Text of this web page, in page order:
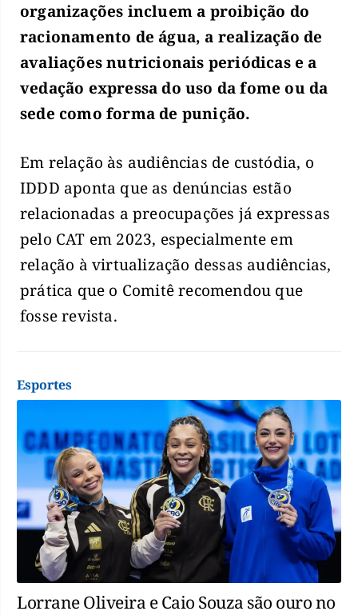
organizações incluem a proibição do
racionamento de água, a realização de
avaliações nutricionais periódicas e a
vedação expressa do uso da fome ou da
sede como forma de punição.
Em relação às audiências de custódia, o
IDDD aponta que as denúncias estão
relacionadas a preocupações já expressas
pelo CAT em 2023, especialmente em
relação à virtualização dessas audiências,
prática que o Comitê recomendou que
fosse revista.
Esportes
Lorrane Oliveira e Caio Souza são ouro no